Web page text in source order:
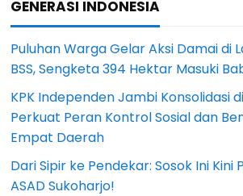
GENERASI INDONESIA
Puluhan Warga Gelar Aksi Damai di
BSS, Sengketa 394 Hektar Masuki
KPK Independen Jambi Konsolidasi
Perkuat Peran Kontrol Sosial dan
Empat Daerah
Dari Sipir ke Pendekar: Sosok Ini Kini
ASAD Sukoharjo!